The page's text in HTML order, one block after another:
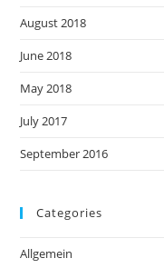
August 2018
June 2018
May 2018
July 2017
September 2016
Categories
Allgemein